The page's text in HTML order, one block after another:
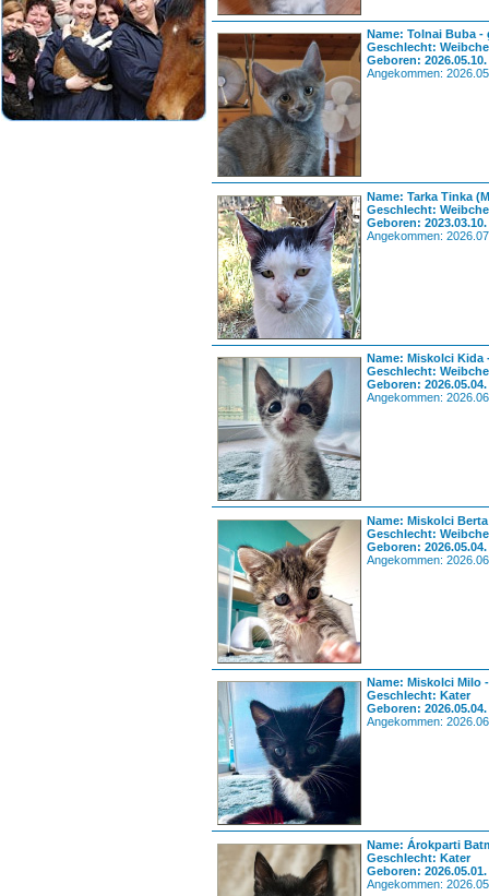
Name: Tolnai Buba -
Geschlecht:
Geboren: 2026.05.10.
Angekommen:
Name: Tarka Tinka
Geschlecht:
Geboren: 2023.03.10.
Angekommen:
Name: Miskolci Kida
Geschlecht:
Geboren: 2026.05.04.
Angekommen:
Name: Miskolci
Geschlecht:
Geboren: 2026.05.04.
Angekommen:
Name: Miskolci Milo
Geschlecht: Kater
Geboren: 2026.05.04.
Angekommen:
Name: Árokparti
Geschlecht: Kater
Geboren: 2026.05.01.
Angekommen: